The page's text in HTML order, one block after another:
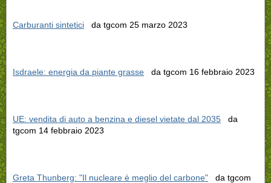
Carburanti sintetici da tgcom 25 marzo 2023
Isdraele: energia da piante grasse da tgcom 16 febbraio 2023
UE: vendita di auto a benzina e diesel vietate dal 2035 da
tgcom 14 febbraio 2023
Greta Thunberg: "Il nucleare è meglio del carbone" da tgcom